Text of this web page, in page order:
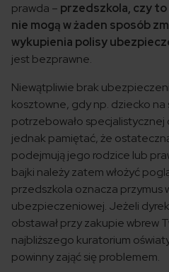
prawda – przedszkola, czy
nie mogą w żaden sposób
wykupienia polisy
jest bezprawne.
Niewątpliwie brak
kosztowne, gdy np. dziecko
potrzebowało
jednak pamiętać, że
podejmują jego rodzice lub
bajki należy zatem włożyć
przedszkola oznacza przymus
ubezpieczeniowej. Jeżeli
obstawał przy zakupie wbrew
najbliższego kuratorium
powinny zająć się problemem.